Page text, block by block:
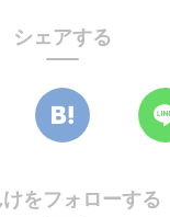
シェアする
をフォローする